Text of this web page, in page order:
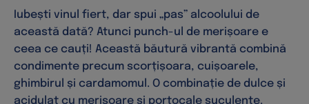
Iubești vinul fiert, dar spui „pas” alcoolului de
această dată? Atunci punch-ul de merișoare e
ceea ce cauți! Această băutură vibrantă combină
condimente precum scorțișoara, cuișoarele,
ghimbirul și cardamomul. O combinație de dulce și
acidulat cu merișoare și portocale suculente.